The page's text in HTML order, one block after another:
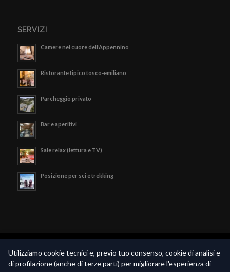
SERVIZI
Camere nel cuore dell’Appennino
Ristorante tipico tosco-emiliano
Parcheggio privato
Bar e aperitivi
Sale relax (lettura e TV)
Posizione per sci e trekking
Realizzato daPiramedia.it
Utilizziamo cookie tecnici e, previo tuo consenso, cookie di analisi e
di profilazione (anche di terze parti) per migliorare l'esperienza di